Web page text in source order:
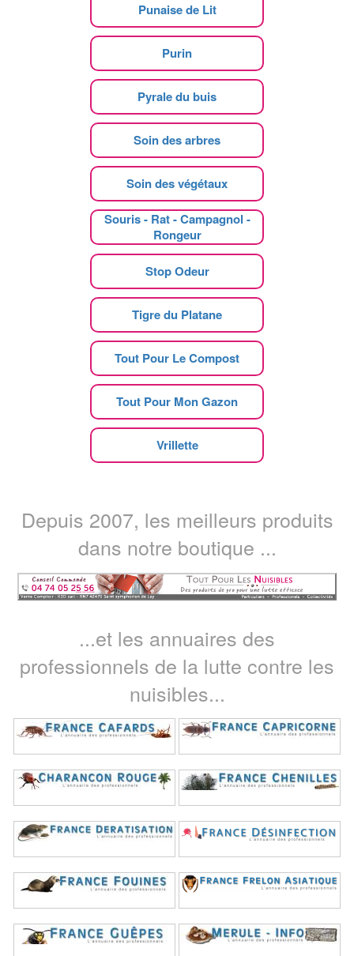
Punaise de Lit
Purin
Pyrale du buis
Soin des arbres
Soin des végétaux
Souris - Rat - Campagnol -
Rongeur
Stop Odeur
Tigre du Platane
Tout Pour Le Compost
Tout Pour Mon Gazon
Vrillette
Depuis 2007, les meilleurs produits
dans notre boutique ...
...et les annuaires des
professionnels de la lutte contre les
nuisibles...